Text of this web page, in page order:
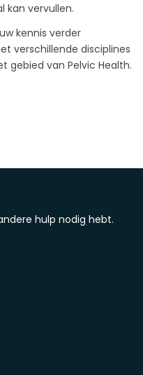
kan vervullen.
kennis verder
verschillende disciplines
gebied van Pelvic Health.
hulp nodig hebt.